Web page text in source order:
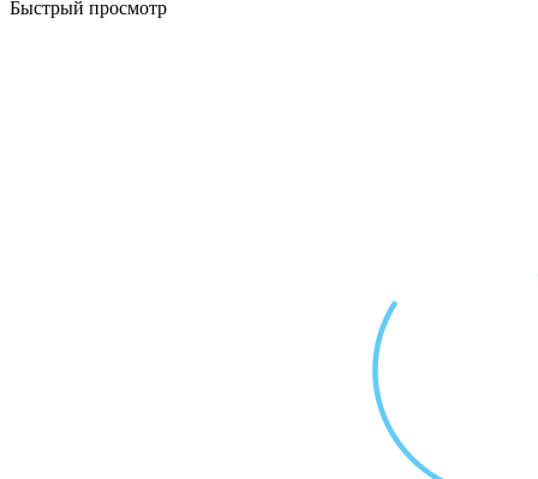
Быстрый просмотр